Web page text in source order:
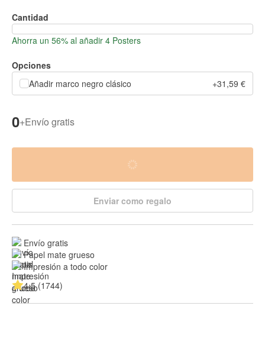
Cantidad
Ahorra un 56% al añadir 4 Posters
Opciones
Añadir marco negro clásico
+31,59 €
0+Envío gratis
Enviar como regalo
Envío gratis
Papel mate grueso
Impresión a todo color
4.5 (1744)